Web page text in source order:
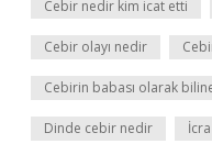
Cebir nedir kim icat etti
Cebir olayı nedir
Cebirin babası olarak
Dinde cebir nedir